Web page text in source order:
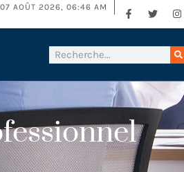
07 AOÛT 2026, 06:46 AM